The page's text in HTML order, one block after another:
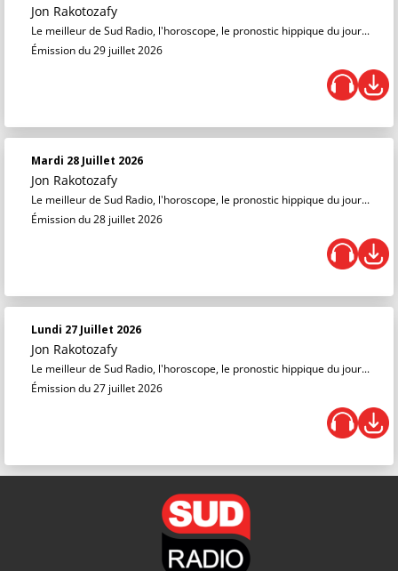
Jon Rakotozafy
Le meilleur de Sud Radio, l'horoscope, le pronostic hippique du jour...
Émission du 29 juillet 2026
Mardi 28 Juillet 2026
Jon Rakotozafy
Le meilleur de Sud Radio, l'horoscope, le pronostic hippique du jour...
Émission du 28 juillet 2026
Lundi 27 Juillet 2026
Jon Rakotozafy
Le meilleur de Sud Radio, l'horoscope, le pronostic hippique du jour...
Émission du 27 juillet 2026